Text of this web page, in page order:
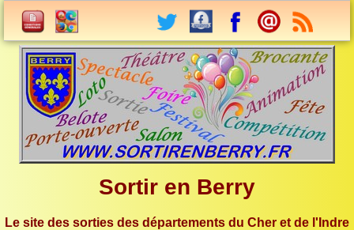
Sortir en Berry
Le site des sorties des départements du Cher et de l'Indre